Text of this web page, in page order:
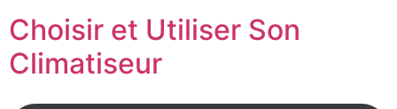
Choisir et Utiliser Son
Climatiseur